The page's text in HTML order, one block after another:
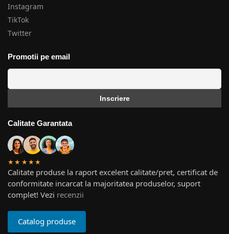
Instagram
TikTok
Twitter
Promotii pe email
Calitate Garantata
★★★★★
Calitate produse la raport excelent calitate/pret, certificat de
conformitate incarcat la majoritatea produselor, suport
complet! Vezi recenzii
Catalog produse